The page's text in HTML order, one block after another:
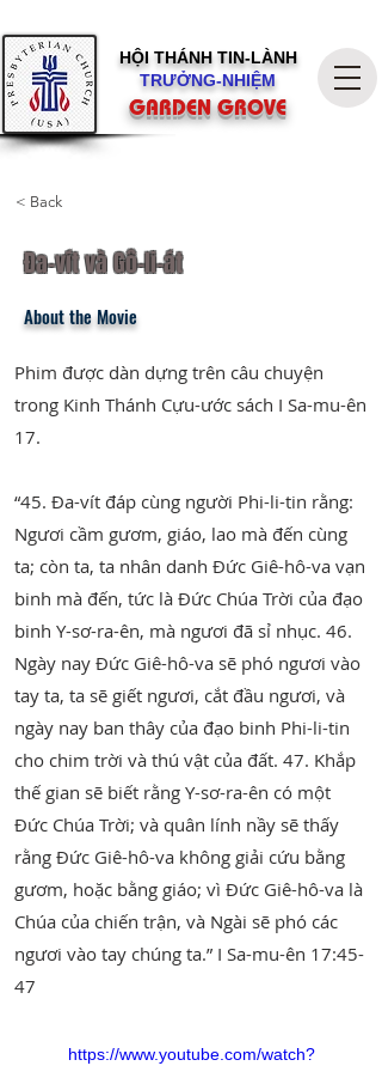
HỘI THÁNH TIN-LÀNH
TRƯỞNG-NHIỆM
GARDEN GROVE
< Back
Đa-vít và Gô-li-át
About the Movie
Phim được dàn dựng trên câu chuyện
trong Kinh Thánh Cựu-ước sách I Sa-mu-ên
17.
“45. Đa-vít đáp cùng người Phi-li-tin rằng:
Ngươi cầm gươm, giáo, lao mà đến cùng
ta; còn ta, ta nhân danh Đức Giê-hô-va vạn
binh mà đến, tức là Đức Chúa Trời của đạo
binh Y-sơ-ra-ên, mà ngươi đã sỉ nhục. 46.
Ngày nay Đức Giê-hô-va sẽ phó ngươi vào
tay ta, ta sẽ giết ngươi, cắt đầu ngươi, và
ngày nay ban thây của đạo binh Phi-li-tin
cho chim trời và thú vật của đất. 47. Khắp
thế gian sẽ biết rằng Y-sơ-ra-ên có một
Đức Chúa Trời; và quân lính nầy sẽ thấy
rằng Đức Giê-hô-va không giải cứu bằng
gươm, hoặc bằng giáo; vì Đức Giê-hô-va là
Chúa của chiến trận, và Ngài sẽ phó các
ngươi vào tay chúng ta.” I Sa-mu-ên 17:45-
47
https://www.youtube.com/watch?